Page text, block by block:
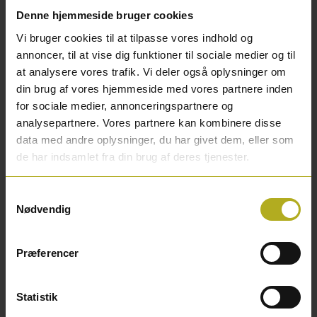
Denne hjemmeside bruger cookies
Vi bruger cookies til at tilpasse vores indhold og
annoncer, til at vise dig funktioner til sociale medier og til
at analysere vores trafik. Vi deler også oplysninger om
din brug af vores hjemmeside med vores partnere inden
for sociale medier, annonceringspartnere og
analysepartnere. Vores partnere kan kombinere disse
data med andre oplysninger, du har givet dem, eller som
de har indsamlet fra din brug af deres tjenester.
Nødvendig
Præferencer
Statistik
forbruget og miljøet.
Hvor lang skal min lyskæde til batteri
være?
Når du skal bruge en batterilyskæde, skal du tage højde
for 2 ting. Længden på ledningen imellem batteriæske
og første lysdiode og længden på selve lyskæden. Hvid
du bare skal fylde en glasvase, så skal du bare folde
kæden om batteriæsken, men hvis en lyskæde skal gå
vurdere om du kan opbevare batteriæsken ude af syne,
Hvorfor lyser min lyskæde til batteri